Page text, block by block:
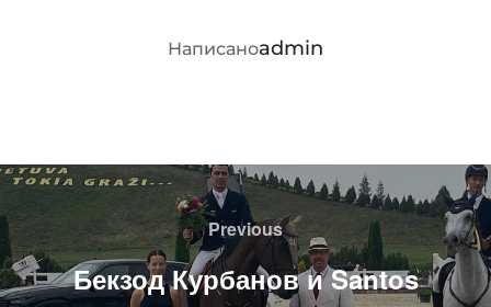
АВТОР ЗАПИСИ
Написаноadmin
Навигация
по
записям
Previous
Previous
Бекзод Курбанов и Santos